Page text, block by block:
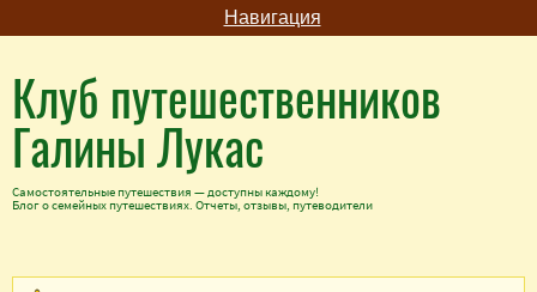
Навигация
Клуб путешественников
Галины Лукас
Самостоятельные путешествия — доступны каждому!
Блог о семейных путешествиях. Отчеты, отзывы, путеводители